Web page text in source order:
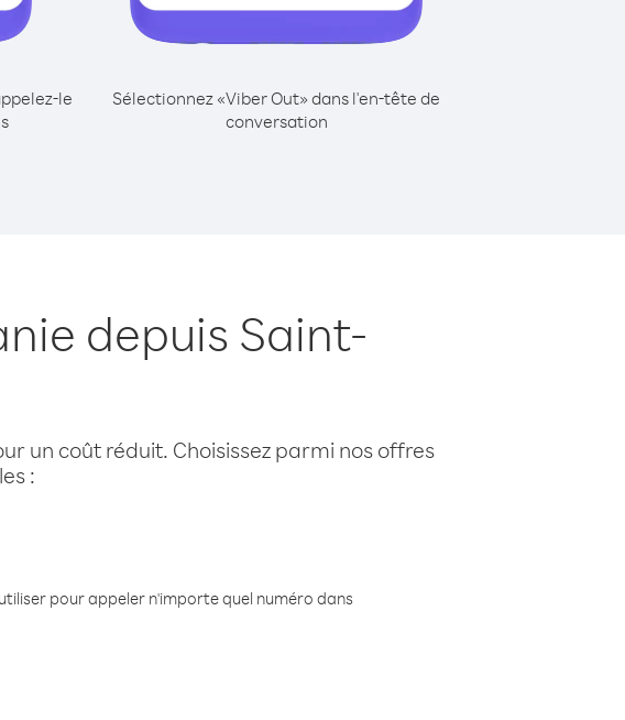
le
Sélectionnez «Viber Out» dans l'en-tête de
conversation
depuis Saint-
un coût réduit. Choisissez parmi nos offres
:
pour appeler n'importe quel numéro dans